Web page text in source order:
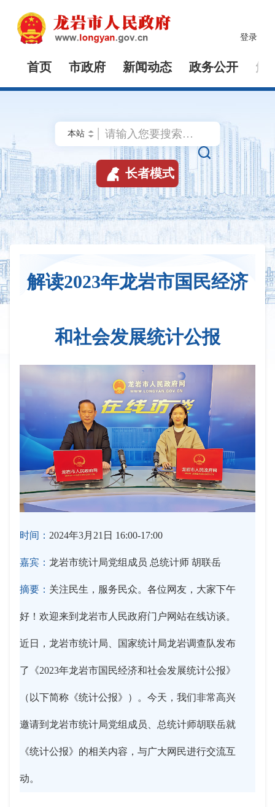
登录
首页 市政府 新闻动态 政务公开 解

 长者模式
解读2023年龙岩市国民经济
和社会发展统计公报
时间： 2024年3月21日 16:00-17:00
嘉宾： 龙岩市统计局党组成员 总统计师 胡联岳
摘要： 关注民生，服务民众。各位网友，大家下午
好！欢迎来到龙岩市人民政府门户网站在线访谈。
近日，龙岩市统计局、国家统计局龙岩调查队发布
了《2023年龙岩市国民经济和社会发展统计公报》
（以下简称《统计公报》）。今天，我们非常高兴
邀请到龙岩市统计局党组成员、总统计师胡联岳就
《统计公报》的相关内容，与广大网民进行交流互
动。